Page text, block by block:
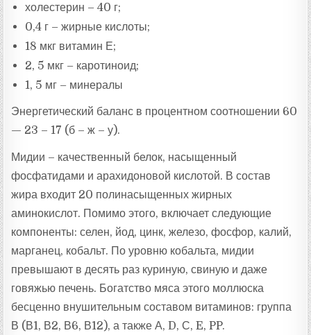
холестерин – 40 г;
0,4 г – жирные кислоты;
18 мкг витамин Е;
2, 5 мкг – каротиноид;
1, 5 мг – минералы
Энергетический баланс в процентном соотношении 60
— 23 – 17 (б – ж – у).
Мидии – качественный белок, насыщенный
фосфатидами и арахидоновой кислотой. В состав
жира входит 20 полинасыщенных жирных
аминокислот. Помимо этого, включает следующие
компоненты: селен, йод, цинк, железо, фосфор, калий,
марганец, кобальт. По уровню кобальта, мидии
превышают в десять раз куриную, свиную и даже
говяжью печень. Богатство мяса этого моллюска
бесценно внушительным составом витаминов: группа
В (В1, В2, В6, В12), а также А, D, С, E, PP.